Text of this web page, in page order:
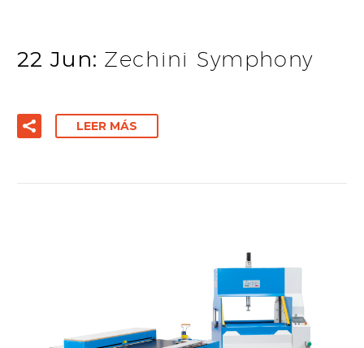
22 Jun: Zechini Symphony
LEER MÁS